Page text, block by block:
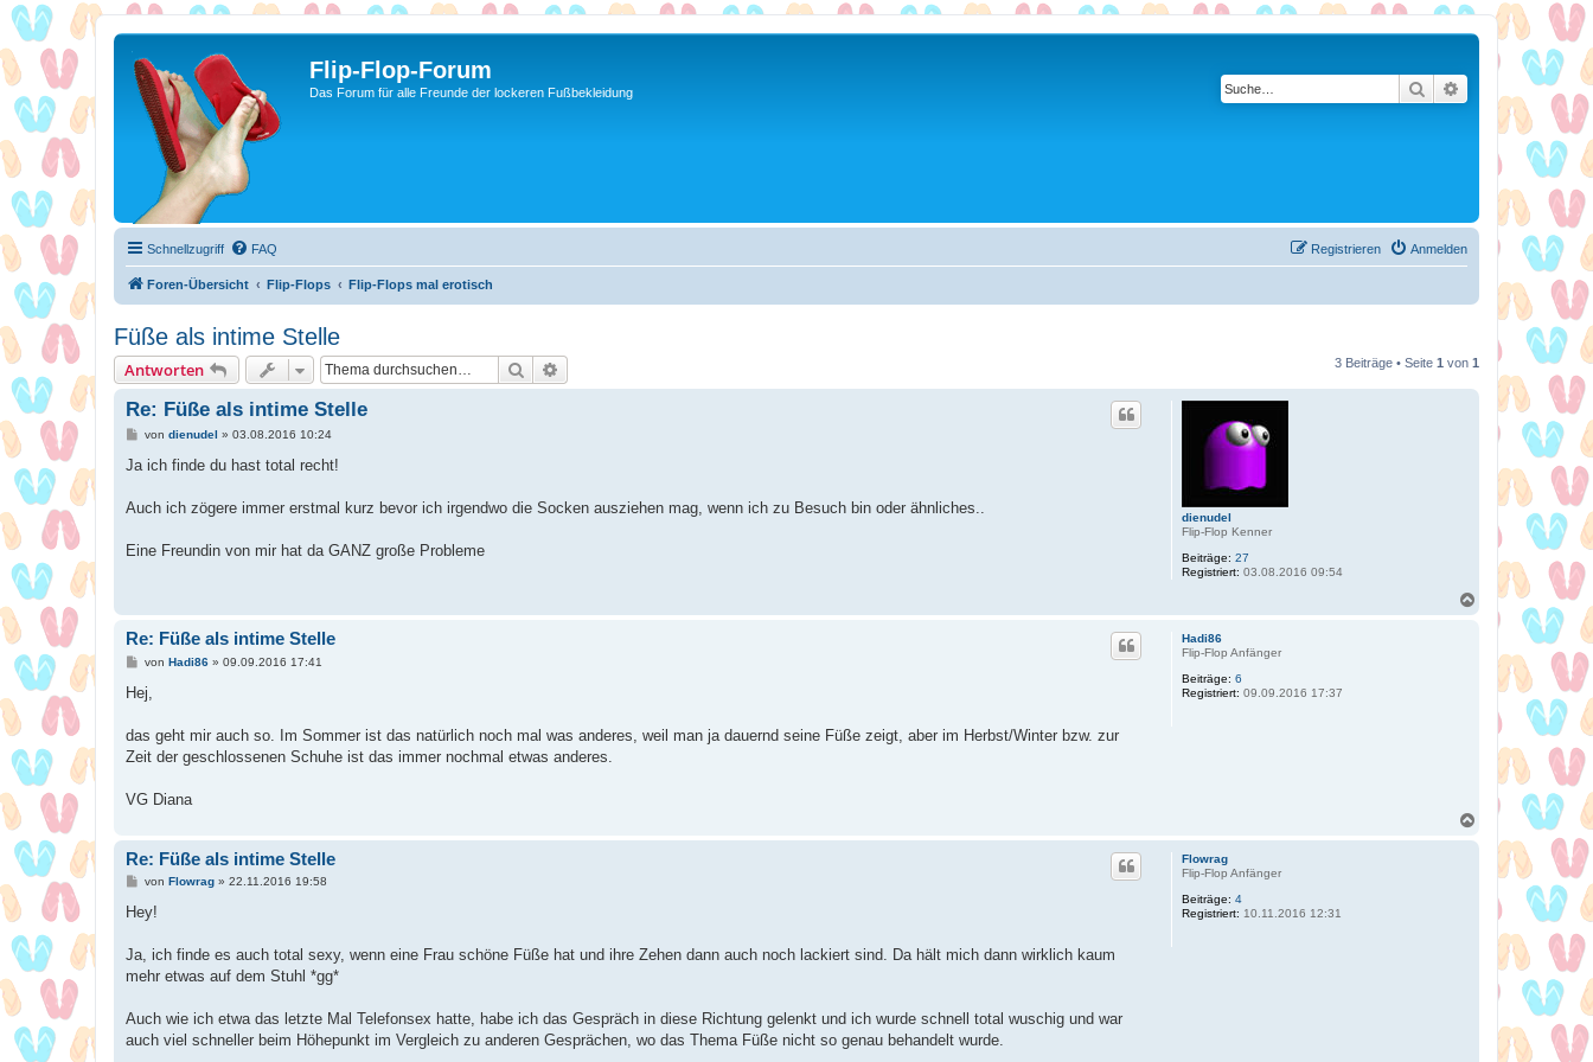
Flip-Flop-Forum
Das Forum für alle Freunde der lockeren Fußbekleidung Suche Erweiterte Suche
Schnellzugriff FAQ Anmelden
Registrieren
Foren-Übersicht Flip-Flops Flip-Flops mal erotisch
Füße als intime Stelle
Antworten Suche 3 Beiträge • Seite 1 von 1
dienudel
Flip-Flop Kenner
Beiträge: 27
Registriert: 03.08.2016 09:54
Re: Füße als intime Stelle
B
i
a
von dienudel » 03.08.2016 10:24
Ja ich finde du hast total recht!
Auch ich zögere immer erstmal kurz bevor ich irgendwo die Socken ausziehen mag, wenn ich zu Besuch bin oder ähnliches..
Eine Freundin von mir hat da GANZ große Probleme
Hadi86
Flip-Flop Anfänger
Beiträge: 6
Registriert: 09.09.2016 17:37
Re: Füße als intime Stelle
B
i
a
von Hadi86» 09.09.2016 17:41
Hej,
das geht mir auch so. Im Sommer ist das natürlich noch mal was anderes, weil man ja dauernd seine Füße zeigt, aber im Herbst/Winter bzw. zur
Zeit der geschlossenen Schuhe ist das immer nochmal etwas anderes.
VG Diana
Flowrag
Flip-Flop Anfänger
Beiträge: 4
Registriert: 10.11.2016 12:31
Re: Füße als intime Stelle
B
i
a
g
von Flowrag» 22.11.2016 19:58
Hey!
Ja, ich finde es auch total sexy, wenn eine Frau schöne Füße hat und ihre Zehen dann auch noch lackiert sind. Da hält mich dann wirklich kaum
mehr etwas auf dem Stuhl *gg*
Auch wie ich etwa das letzte Mal Telefonsex hatte, habe ich das Gespräch in diese Richtung gelenkt und ich wurde schnell total wuschig und war
auch viel schneller beim Höhepunkt im Vergleich zu anderen Gesprächen, wo das Thema Füße nicht so genau behandelt wurde.